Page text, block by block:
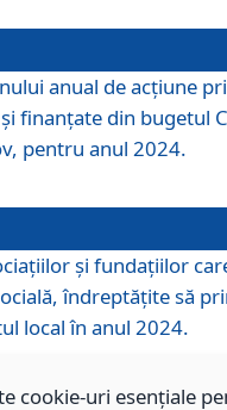
anual de acțiune
finanțate din bugetul
pentru anul 2024.
şi fundațiilor
îndreptăţite să
local în anul 2024.
cookie-uri esențiale